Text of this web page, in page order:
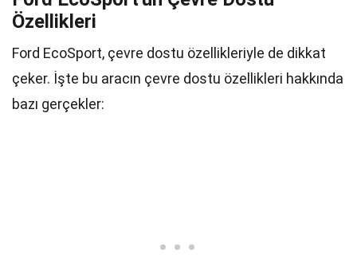
Özellikleri
Ford EcoSport, çevre dostu özellikleriyle de dikkat
çeker. İşte bu aracın çevre dostu özellikleri hakkında
bazı gerçekler: